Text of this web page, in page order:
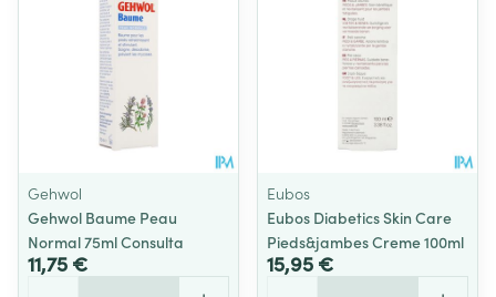
Gehwol
Gehwol Baume Peau
Normal 75ml Consulta
11,75 €
Eubos
Eubos Diabetics Skin Care
Pieds&jambes Creme 100ml
15,95 €